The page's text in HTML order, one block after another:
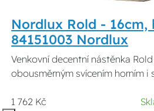
Nordlux Rold - 16cm,
84151003 Nordlux
Venkovní decentní nástěnka
obousměrným svícením horním i
1 762 Kč